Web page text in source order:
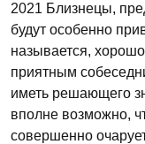
2021 Близнецы,
будут особенно
называется,
приятным
иметь решающего
вполне возможно,
совершенно